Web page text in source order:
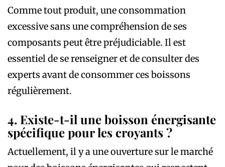
Comme tout produit, une consommation
excessive sans une compréhension de ses
composants peut être préjudiciable. Il est
essentiel de se renseigner et de consulter des
experts avant de consommer ces boissons
régulièrement.
4. Existe-t-il une boisson énergisante
spécifique pour les croyants ?
Actuellement, il y a une ouverture sur le marché